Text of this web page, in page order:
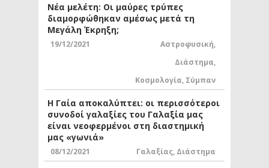
Νέα μελέτη: Οι μαύρες τρύπες
διαμορφώθηκαν αμέσως μετά τη
Μεγάλη Έκρηξη;
19/12/2021 Αστροφυσική,
Διάστημα,
Κοσμολογία, Σύμπαν
Η Γαία αποκαλύπτει: οι περισσότεροι
συνοδοί γαλαξίες του Γαλαξία μας
είναι νεοφερμένοι στη διαστημική
μας «γωνιά»
08/12/2021 Γαλαξίας, Διάστημα